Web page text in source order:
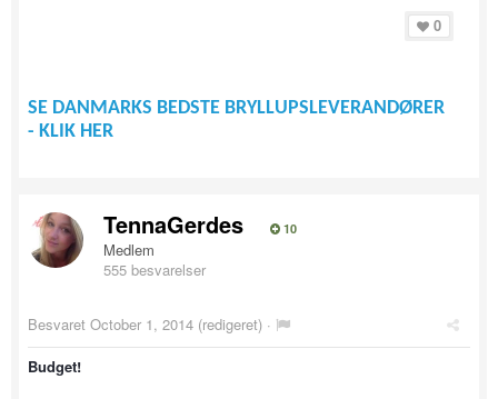
0
SE DANMARKS BEDSTE BRYLLUPSLEVERANDØRER
- KLIK HER
TennaGerdes 10
Medlem
555 besvarelser
Besvaret October 1, 2014 (redigeret) ·
Budget!